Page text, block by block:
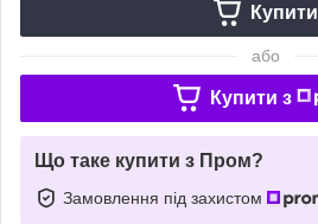
Купити
або
Купити з
Що таке купити з Пром?
Замовлення під захистом